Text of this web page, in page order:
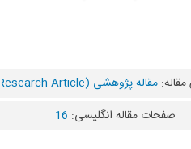
مقاله پژوهشی (Research Article)
صفحات مقاله انگلیسی: 16